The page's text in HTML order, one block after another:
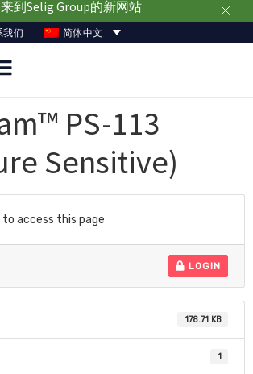
到Selig Group的新网站
我们 简体中文
PS-113
Sensitive)
to access this page
LOGIN
178.71 KB
1